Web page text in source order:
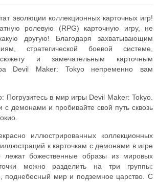
эволюции коллекционных карточных игр!
ролевую (RPG) карточную игру, не
другую! Благодаря захватывающим
стратегической боевой системе,
сюжету и замечательным карточным
Devil Maker: Tokyo непременно вам
Погрузитесь в мир игры Devil Maker: Tokyo.
с демонами и пробивайте свой путь сквозь
иллюстрированных коллекционных
к карточкам с демонами в игре
лежат божественные образы из мировых
можно разделить на три группы:
поднебесный мир и подземное царство. С